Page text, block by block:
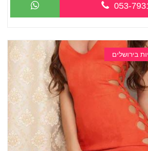
053-
בירושלים